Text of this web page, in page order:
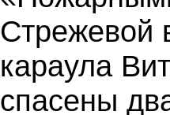
Стрежевой
караула
спасены